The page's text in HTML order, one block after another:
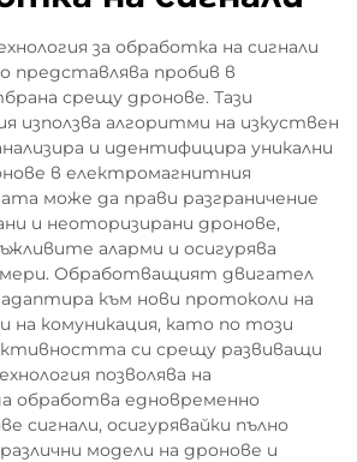
за обработка на сигнали
представлява пробив в
срещу дронове. Тази
използва алгоритми на изкуствен
и идентифицира уникални
в електромагнитния
може да прави разграничение
и неоторизирани дронове,
аларми и осигурява
Обработващият двигател
към нови протоколи на
на комуникация, като по този
си срещу развиващи
позволява на
обработва едновременно
сигнали, осигурявайки пълно
модели на дронове и